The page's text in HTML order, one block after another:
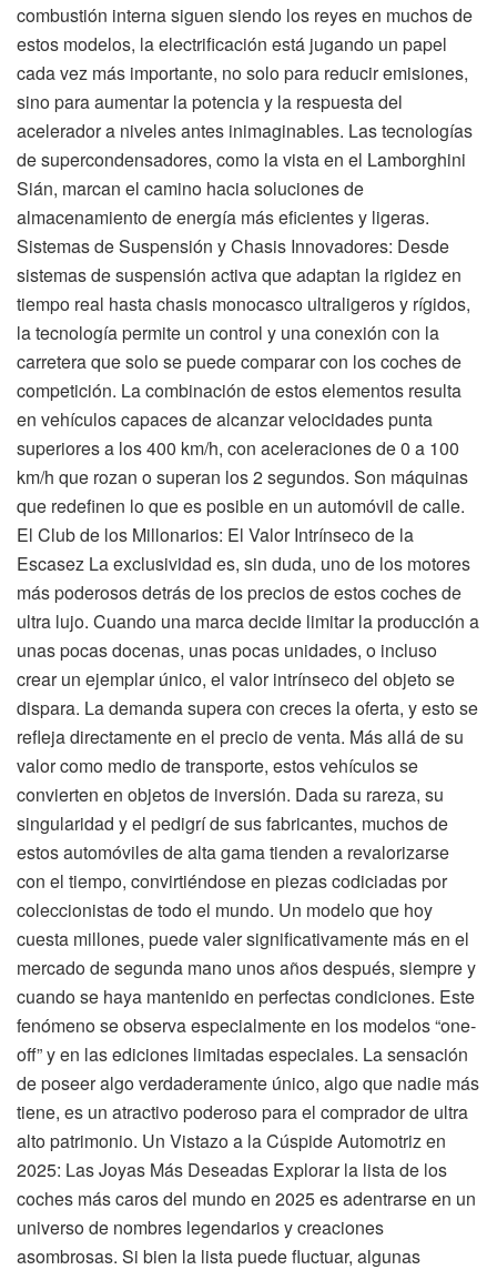
combustión interna siguen siendo los reyes en muchos de
estos modelos, la electrificación está jugando un papel
cada vez más importante, no solo para reducir emisiones,
sino para aumentar la potencia y la respuesta del
acelerador a niveles antes inimaginables. Las tecnologías
de supercondensadores, como la vista en el Lamborghini
Sián, marcan el camino hacia soluciones de
almacenamiento de energía más eficientes y ligeras.
Sistemas de Suspensión y Chasis Innovadores: Desde
sistemas de suspensión activa que adaptan la rigidez en
tiempo real hasta chasis monocasco ultraligeros y rígidos,
la tecnología permite un control y una conexión con la
carretera que solo se puede comparar con los coches de
competición. La combinación de estos elementos resulta
en vehículos capaces de alcanzar velocidades punta
superiores a los 400 km/h, con aceleraciones de 0 a 100
km/h que rozan o superan los 2 segundos. Son máquinas
que redefinen lo que es posible en un automóvil de calle.
El Club de los Millonarios: El Valor Intrínseco de la
Escasez La exclusividad es, sin duda, uno de los motores
más poderosos detrás de los precios de estos coches de
ultra lujo. Cuando una marca decide limitar la producción a
unas pocas docenas, unas pocas unidades, o incluso
crear un ejemplar único, el valor intrínseco del objeto se
dispara. La demanda supera con creces la oferta, y esto se
refleja directamente en el precio de venta. Más allá de su
valor como medio de transporte, estos vehículos se
convierten en objetos de inversión. Dada su rareza, su
singularidad y el pedigrí de sus fabricantes, muchos de
estos automóviles de alta gama tienden a revalorizarse
con el tiempo, convirtiéndose en piezas codiciadas por
coleccionistas de todo el mundo. Un modelo que hoy
cuesta millones, puede valer significativamente más en el
mercado de segunda mano unos años después, siempre y
cuando se haya mantenido en perfectas condiciones. Este
fenómeno se observa especialmente en los modelos “one-
off” y en las ediciones limitadas especiales. La sensación
de poseer algo verdaderamente único, algo que nadie más
tiene, es un atractivo poderoso para el comprador de ultra
alto patrimonio. Un Vistazo a la Cúspide Automotriz en
2025: Las Joyas Más Deseadas Explorar la lista de los
coches más caros del mundo en 2025 es adentrarse en un
universo de nombres legendarios y creaciones
asombrosas. Si bien la lista puede fluctuar, algunas